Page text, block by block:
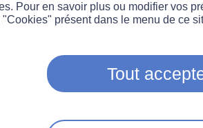
SÉCURITÉ
Français
Pour en savoir plus ou modifier vos
présent dans le menu de ce
Tout